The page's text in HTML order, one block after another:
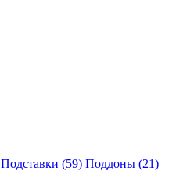
Подставки (59) Поддоны (21)